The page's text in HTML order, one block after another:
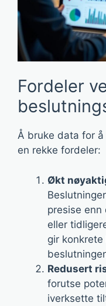
Fordeler
Å bruke data for
en rekke fordeler:
Økt
presise
eller
gir
Redusert
forutse
iverksette